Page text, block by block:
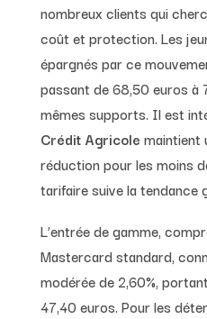
nombreux clients qui
coût et protection. Les
épargnés par ce
passant de 68,50 euros à
mêmes supports. Il est
Crédit Agricole maintient
réduction pour les moins
tarifaire suive la tendance
L’entrée de gamme,
Mastercard standard,
modérée de 2,60%,
47,40 euros. Pour les